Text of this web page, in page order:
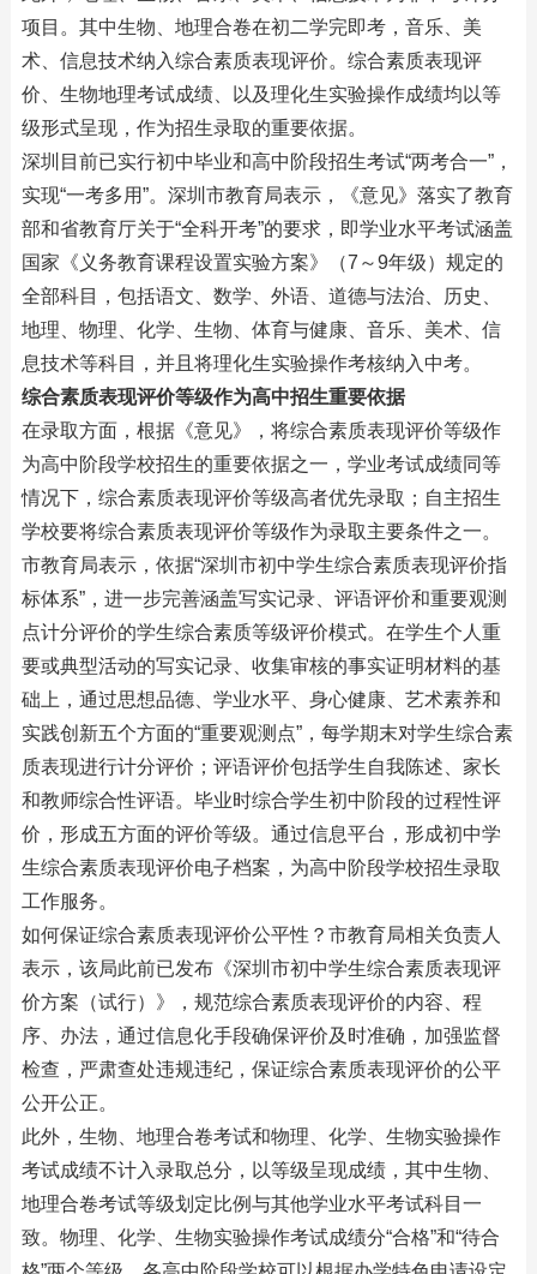
项目。其中生物、地理合卷在初二学完即考，音乐、美
术、信息技术纳入综合素质表现评价。综合素质表现评
价、生物地理考试成绩、以及理化生实验操作成绩均以等
级形式呈现，作为招生录取的重要依据。
深圳目前已实行初中毕业和高中阶段招生考试“两考合一”，
实现“一考多用”。深圳市教育局表示，《意见》落实了教育
部和省教育厅关于“全科开考”的要求，即学业水平考试涵盖
国家《义务教育课程设置实验方案》（7～9年级）规定的
全部科目，包括语文、数学、外语、道德与法治、历史、
地理、物理、化学、生物、体育与健康、音乐、美术、信
息技术等科目，并且将理化生实验操作考核纳入中考。
综合素质表现评价等级作为高中招生重要依据
在录取方面，根据《意见》，将综合素质表现评价等级作
为高中阶段学校招生的重要依据之一，学业考试成绩同等
情况下，综合素质表现评价等级高者优先录取；自主招生
学校要将综合素质表现评价等级作为录取主要条件之一。
市教育局表示，依据“深圳市初中学生综合素质表现评价指
标体系”，进一步完善涵盖写实记录、评语评价和重要观测
点计分评价的学生综合素质等级评价模式。在学生个人重
要或典型活动的写实记录、收集审核的事实证明材料的基
础上，通过思想品德、学业水平、身心健康、艺术素养和
实践创新五个方面的“重要观测点”，每学期末对学生综合素
质表现进行计分评价；评语评价包括学生自我陈述、家长
和教师综合性评语。毕业时综合学生初中阶段的过程性评
价，形成五方面的评价等级。通过信息平台，形成初中学
生综合素质表现评价电子档案，为高中阶段学校招生录取
工作服务。
如何保证综合素质表现评价公平性？市教育局相关负责人
表示，该局此前已发布《深圳市初中学生综合素质表现评
价方案（试行）》，规范综合素质表现评价的内容、程
序、办法，通过信息化手段确保评价及时准确，加强监督
检查，严肃查处违规违纪，保证综合素质表现评价的公平
公开公正。
此外，生物、地理合卷考试和物理、化学、生物实验操作
考试成绩不计入录取总分，以等级呈现成绩，其中生物、
地理合卷考试等级划定比例与其他学业水平考试科目一
致。物理、化学、生物实验操作考试成绩分“合格”和“待合